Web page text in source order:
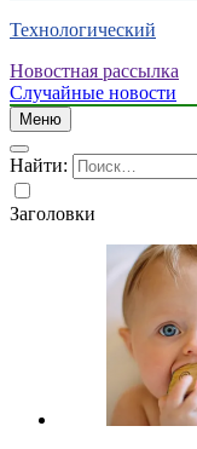
Технологический
Новостная рассылка
Случайные новости
Меню
Найти:
Заголовки